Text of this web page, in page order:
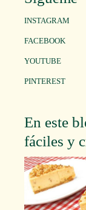
INSTAGRAM
FACEBOOK
YOUTUBE
PINTEREST
En este
fáciles y